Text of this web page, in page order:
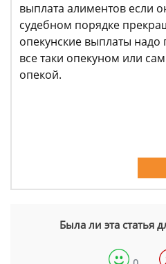
выплата алиментов если
судебном порядке
опекунские выплаты надо
все таки опекуном или
опекой.
Была ли эта статья